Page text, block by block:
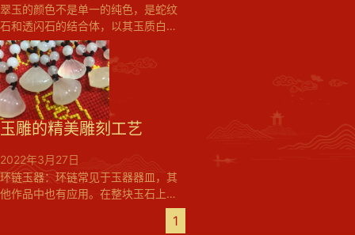
绝活。...
翠玉的颜色不是单一的纯色，是蛇纹
石和透闪石的结合体，以其玉质白地
绿花，玉色如翠似雪而得名，堪称与
世界名玉翡翠相媲美，其玉块度大、
色度美、明度好、密度高、净度纯、
硬度足六大特点，该玉是加工非物质
文化遗产一“素活”的绝好材料，而成
为当今国内玉雕行业的重要原料。产
玉雕的精美雕刻工艺
2022年3月27日
环链玉器：环链常见于玉器器皿，其
他作品中也有应用。在整块玉石上取
出环键要通过对造型的整体研究和玉
石性质的研究后才能确定方案。环链
1